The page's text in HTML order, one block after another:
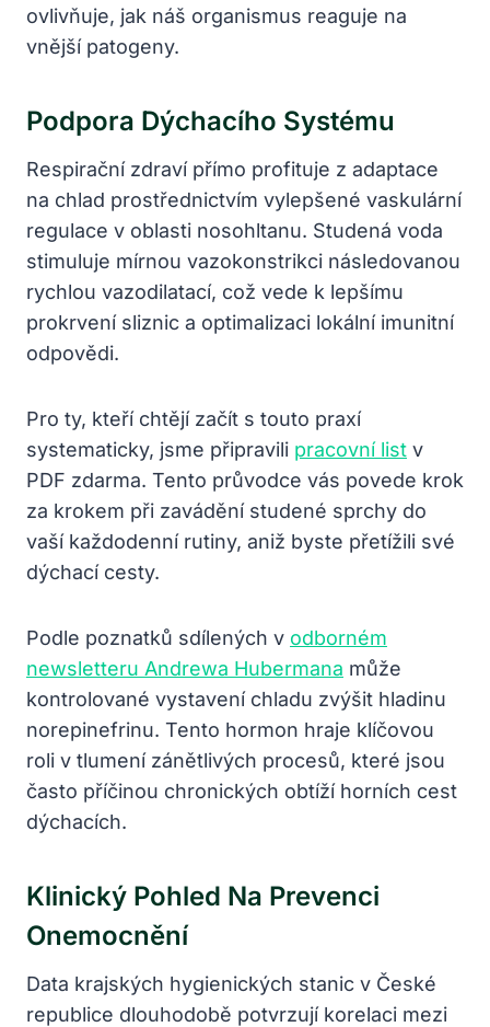
ovlivňuje, jak náš organismus reaguje na
vnější patogeny.
Podpora Dýchacího Systému
Respirační zdraví přímo profituje z adaptace
na chlad prostřednictvím vylepšené vaskulární
regulace v oblasti nosohltanu. Studená voda
stimuluje mírnou vazokonstrikci následovanou
rychlou vazodilatací, což vede k lepšímu
prokrvení sliznic a optimalizaci lokální imunitní
odpovědi.
Pro ty, kteří chtějí začít s touto praxí
systematicky, jsme připravili pracovní list v
PDF zdarma. Tento průvodce vás povede krok
za krokem při zavádění studené sprchy do
vaší každodenní rutiny, aniž byste přetížili své
dýchací cesty.
Podle poznatků sdílených v odborném
newsletteru Andrewa Hubermana může
kontrolované vystavení chladu zvýšit hladinu
norepinefrinu. Tento hormon hraje klíčovou
roli v tlumení zánětlivých procesů, které jsou
často příčinou chronických obtíží horních cest
dýchacích.
Klinický Pohled Na Prevenci
Onemocnění
Data krajských hygienických stanic v České
republice dlouhodobě potvrzují korelaci mezi